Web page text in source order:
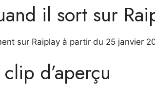
il sort sur
sur Raiplay à partir du 25 janvier
d’aperçu